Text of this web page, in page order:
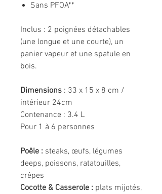
Sans PFOA**
Inclus : 2 poignées détachables
(une longue et une courte), un
panier vapeur et une spatule en
bois.
Dimensions : 33 x 15 x 8 cm /
intérieur 24cm
Contenance : 3.4 L
Pour 1 à 6 personnes
Poêle : steaks, œufs, légumes
deeps, poissons, ratatouilles,
crêpes
Cocotte & Casserole : plats mijotés,